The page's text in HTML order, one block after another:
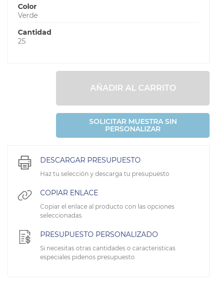
Color
Verde
Cantidad
25
AÑADIR AL CARRITO
SOLICITAR MUESTRA SIN
PERSONALIZAR
DESCARGAR PRESUPUESTO
Haz tu selección y descarga tu presupuesto
COPIAR ENLACE
Copiar el enlace al producto con las opciones
seleccionadas
PRESUPUESTO PERSONALIZADO
Si necesitas otras cantidades o caracteristicas
especiales pidenos presupuesto